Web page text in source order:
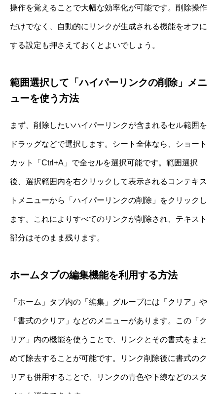
操作を覚えることで大幅な効率化が可能です。削除操作
だけでなく、自動的にリンクが生成される機能をオフに
する設定も押さえておくとよいでしょう。
範囲選択して「ハイパーリンクの削除」メニ
ューを使う方法
まず、削除したいハイパーリンクが含まれるセル範囲を
ドラッグなどで選択します。シート全体なら、ショート
カット「Ctrl+A」で全セルを選択可能です。範囲選択
後、選択範囲内を右クリックして表示されるコンテキス
トメニューから「ハイパーリンクの削除」をクリックし
ます。これによりすべてのリンクが削除され、テキスト
部分はそのまま残ります。
ホームタブの編集機能を利用する方法
「ホーム」タブ内の「編集」グループには「クリア」や
「書式のクリア」などのメニューがあります。この「ク
リア」内の機能を使うことで、リンクとその書式をまと
めて除去することが可能です。リンク削除後に書式のク
リアも併用することで、リンクの青色や下線などのスタ